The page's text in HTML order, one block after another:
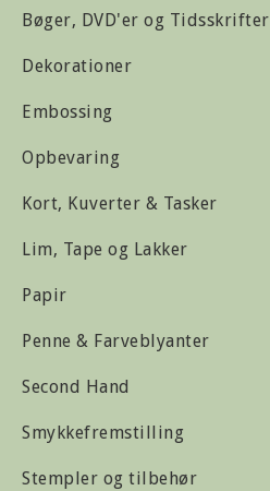
Bøger, DVD'er og Tidsskrifter
Dekorationer
Embossing
Opbevaring
Kort, Kuverter & Tasker
Lim, Tape og Lakker
Papir
Penne & Farveblyanter
Second Hand
Smykkefremstilling
Stempler og tilbehør